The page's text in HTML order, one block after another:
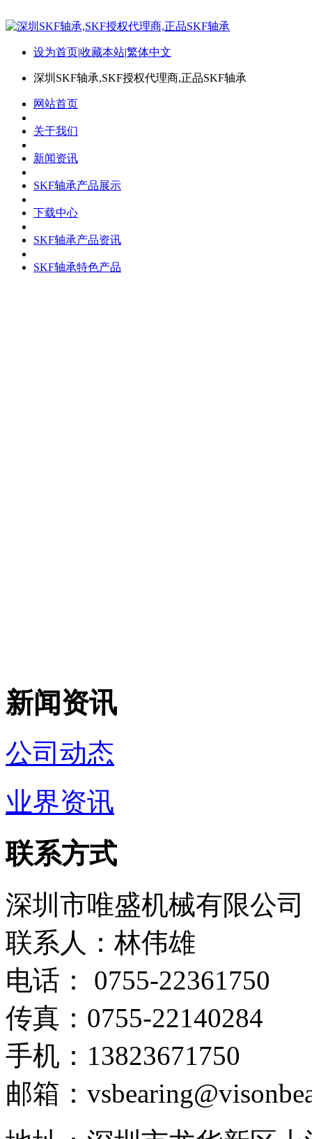
设为首页|收藏本站|繁体中文
深圳SKF轴承,SKF授权代理商,正品SKF轴承
网站首页
关于我们
新闻资讯
SKF轴承产品展示
下载中心
SKF轴承产品资讯
SKF轴承特色产品
新闻资讯
公司动态
业界资讯
联系方式
深圳市唯盛机械有限公司
联系人：林伟雄
电话： 0755-22361750
传真：0755-22140284
手机：13823671750
邮箱：